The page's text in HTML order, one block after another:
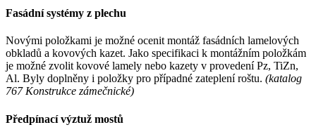
Fasádní systémy z plechu
Novými položkami je možné ocenit montáž fasádních lamelových
obkladů a kovových kazet. Jako specifikaci k montážním položkám
je možné zvolit kovové lamely nebo kazety v provedení Pz, TiZn,
Al. Byly doplněny i položky pro případné zateplení roštu. (katalog
767 Konstrukce zámečnické)
Předpínací výztuž mostů